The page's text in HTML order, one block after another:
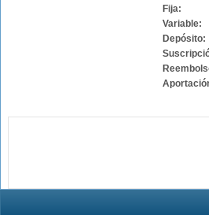
Fija:
Variable:
Depósito: